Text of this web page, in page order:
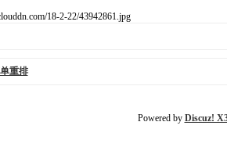
18-2-22/43942861.jpg
重排
Powered by Discuz!